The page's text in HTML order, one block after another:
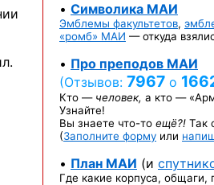
• Символика МАИ
Эмблемы факультетов,
«ромб» МАИ — откуда
• Про преподов МАИ
(Отзывов: 7967 о
Кто — человек, а кто —
Узнайте!
Вы знаете что-то ещё?! Так
(Заполните форму или
• План МАИ (и
Где какие корпуса, общаги,